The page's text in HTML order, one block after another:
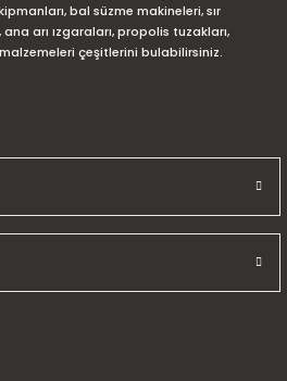
bal süzme makineleri, sır
arı ızgaraları, propolis tuzakları,
çeşitlerini bulabilirsiniz.